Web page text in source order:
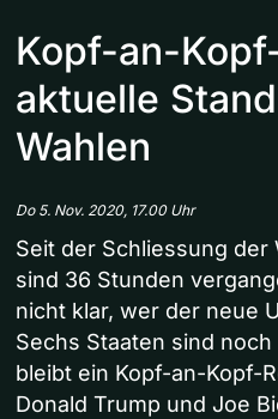
Kopf-an-
aktuelle
Wahlen
Do 5. Nov. 2020, 17.00 Uhr
Seit der Schliessung der
sind 36 Stunden
nicht klar, wer der neue
Sechs Staaten sind
bleibt ein Kopf-an-Kopf-
Donald Trump und Joe